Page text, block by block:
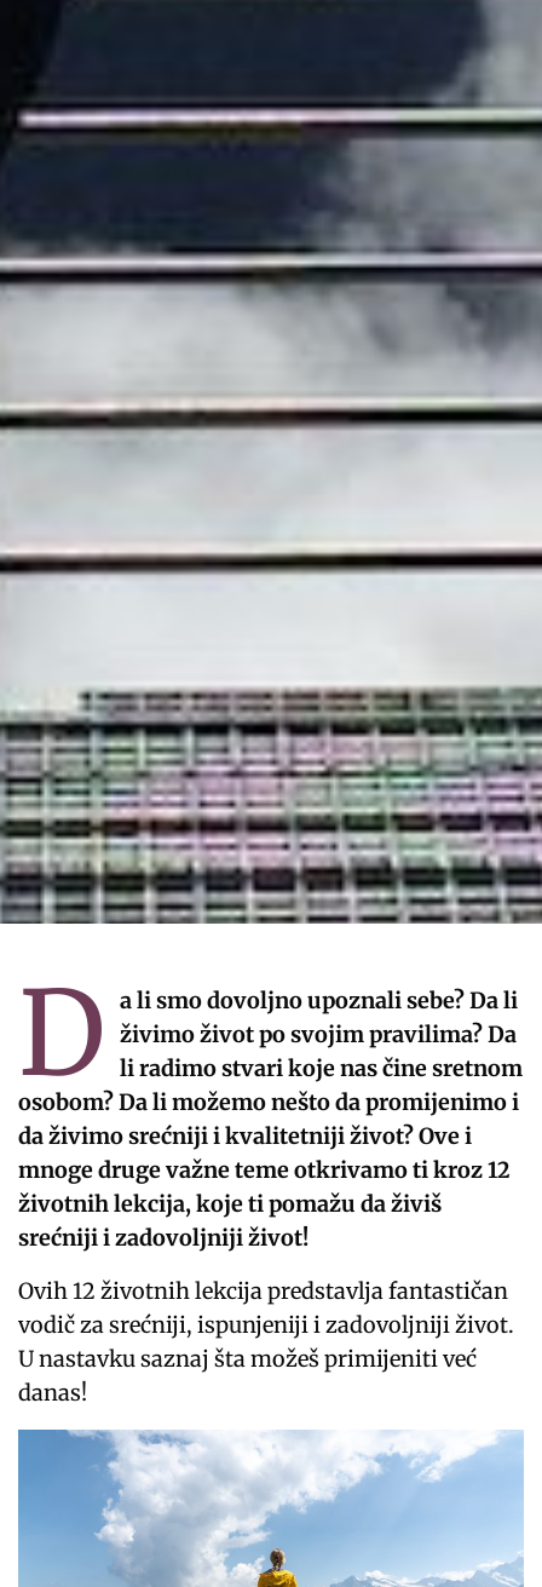
D
a li smo dovoljno upoznali sebe? Da li
živimo život po svojim pravilima? Da
li radimo stvari koje nas čine sretnom
osobom? Da li možemo nešto da promijenimo i
da živimo srećniji i kvalitetniji život? Ove i
mnoge druge važne teme otkrivamo ti kroz 12
životnih lekcija, koje ti pomažu da živiš
srećniji i zadovoljniji život!
Ovih 12 životnih lekcija predstavlja fantastičan
vodič za srećniji, ispunjeniji i zadovoljniji život.
U nastavku saznaj šta možeš primijeniti već
danas!